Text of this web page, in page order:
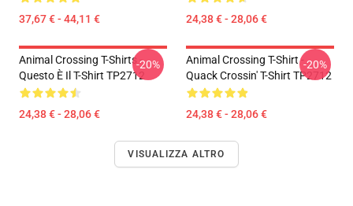
37,67 € - 44,11 € 24,38 € - 28,06 €
Animal Crossing T-Shirts -
Questo È Il T-Shirt TP2712
24,38 € - 28,06 €
-20%
Animal Crossing T-Shirt -
Quack Crossin' T-Shirt TP2712
24,38 € - 28,06 €
-20%
VISUALIZZA ALTRO